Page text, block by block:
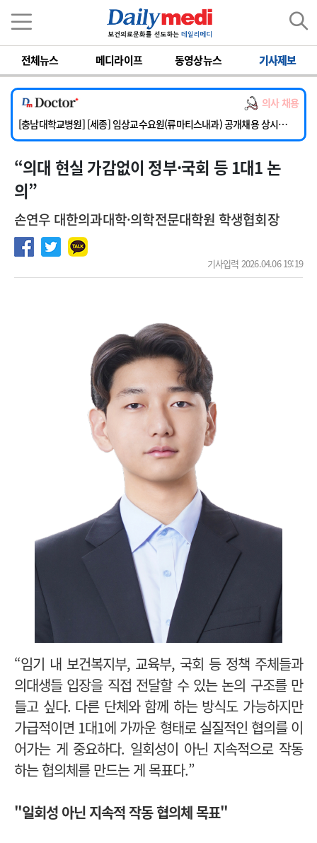
전체뉴스 메디라이프 동영상뉴스 기사제보
의사 채용
[단국대학교병원] 임상전담교원 및 전임의 초빙
[해운대부민병원] [해운대] 2026년 하반기 인턴 모집
[서울아산병원] 건강증진센터 소화기파트 건진교수 초빙
[충남대학교병원] [세종] 임상교수요원(류마티스내과) 공개채용 상시모집
[이대서울병원] 정형외과 일반의 초빙
[단국대학교병원] 임상전담교원 및 전임의 초빙
[해운대부민병원] [해운대] 2026년 하반기 인턴 모집
“의대 현실 가감없이 정부·국회 등 1대1 논
의”
손연우 대한의과대학·의학전문대학원 학생협회장
기사입력 2026.04.06 19:19
“임기 내 보건복지부, 교육부, 국회 등 정책 주체들과
의대생들 입장을 직접 전달할 수 있는 논의 구조를 만
들고 싶다. 다른 단체와 함께 하는 방식도 가능하지만
가급적이면 1대1에 가까운 형태로 실질적인 협의를 이
어가는 게 중요하다. 일회성이 아닌 지속적으로 작동
하는 협의체를 만드는 게 목표다.”
"일회성 아닌 지속적 작동 협의체 목표"